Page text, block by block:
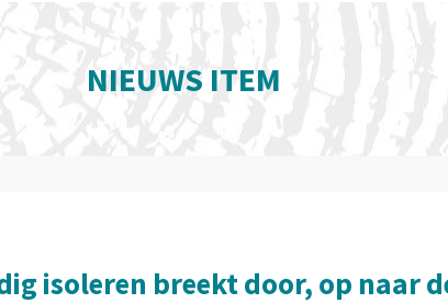
NIEUWS ITEM
isoleren breekt door, op naar